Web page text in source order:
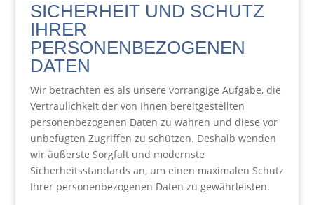
SICHERHEIT UND SCHUTZ
IHRER
PERSONENBEZOGENEN
DATEN
Wir betrachten es als unsere vorrangige Aufgabe, die
Vertraulichkeit der von Ihnen bereitgestellten
personenbezogenen Daten zu wahren und diese vor
unbefugten Zugriffen zu schützen. Deshalb wenden
wir äußerste Sorgfalt und modernste
Sicherheitsstandards an, um einen maximalen Schutz
Ihrer personenbezogenen Daten zu gewährleisten.